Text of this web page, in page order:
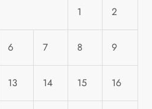
1 2
6 7 8 9
13 14 15 16